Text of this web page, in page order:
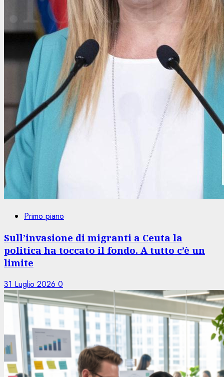
Primo piano
Sull’invasione di migranti a Ceuta la
politica ha toccato il fondo. A tutto c’è un
limite
31 Luglio 2026 0